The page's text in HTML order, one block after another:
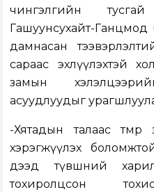
чингэлгийн
Гашуунсухайт-Ганцмод
дамнасан
сараас эхлүүлэхтэй
замын
асуудлуудыг
-Хятадын талаас
хэрэгжүүлэх боломжтой
дээд түвшний
тохиролцсон